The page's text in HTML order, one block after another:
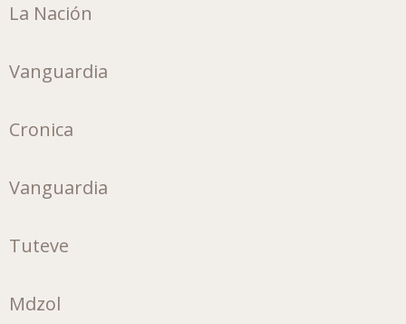
La Nación
Vanguardia
Cronica
Vanguardia
Tuteve
Mdzol